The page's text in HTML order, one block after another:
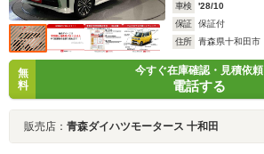
車検
'28/10
保証
保証付
住所
青森県十和田市
無
料
今すぐ在庫確認・見積依頼
電話する
販売店： 青森ダイハツモータース 十和田